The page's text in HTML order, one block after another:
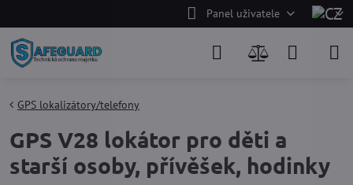
Panel uživatele
GPS lokalizátory/telefony
GPS V28 lokátor pro děti a
starší osoby, přívěšek, hodinky